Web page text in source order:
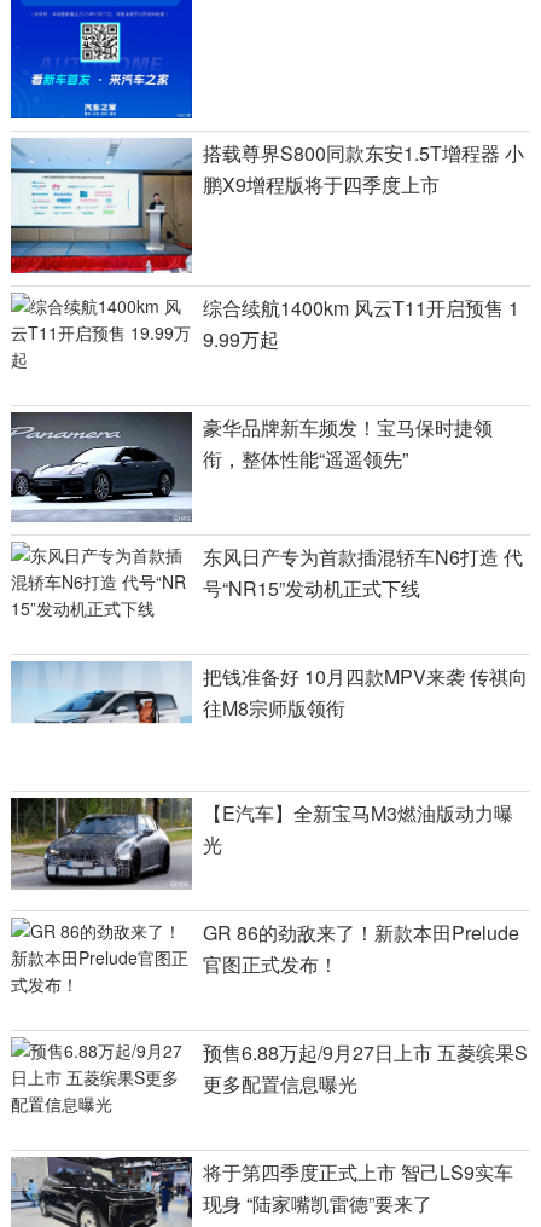
搭载尊界S800同款东安1.5T增程器 小
鹏X9增程版将于四季度上市
综合续航1400km 风云T11开启预售 1
9.99万起
豪华品牌新车频发！宝马保时捷领
衔，整体性能“遥遥领先”
东风日产专为首款插混轿车N6打造 代
号“NR15”发动机正式下线
把钱准备好 10月四款MPV来袭 传祺向
往M8宗师版领衔
【E汽车】全新宝马M3燃油版动力曝
光
GR 86的劲敌来了！新款本田Prelude
官图正式发布！
预售6.88万起/9月27日上市 五菱缤果S
更多配置信息曝光
将于第四季度正式上市 智己LS9实车
现身 “陆家嘴凯雷德”要来了